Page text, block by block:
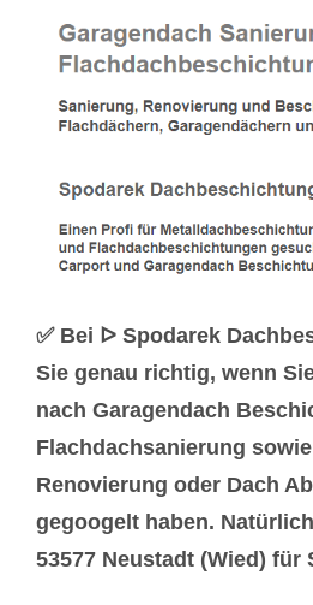
✅ Bei ᐅ Spodarek
Sie genau richtig, wenn
nach Garagendach
Flachdachsanierung
Renovierung oder Dach
gegoogelt haben.
53577 Neustadt (Wied) für